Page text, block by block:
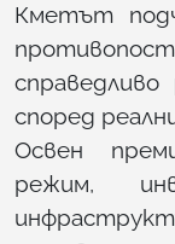
Кметът
според
Освен
режим,